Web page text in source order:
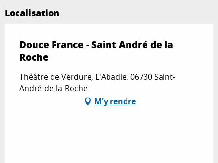
Localisation
Douce France - Saint André de la
Roche
Théâtre de Verdure, L'Abadie, 06730 Saint-
André-de-la-Roche
M'y rendre